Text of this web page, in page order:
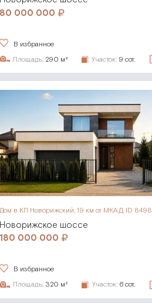
80 000 000
В избранное
Площадь: 290 м² Участок: 9 сот.
Дом в КП Новорижский,19 км от МКАД, ID 8498
Новорижское шоссе
180 000 000
В избранное
Площадь: 320 м² Участок: 6 сот.